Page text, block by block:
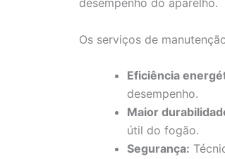
desempenho do aparelho.
Os serviços de
Eficiência
desempenho.
Maior
útil do fogão.
Segurança: